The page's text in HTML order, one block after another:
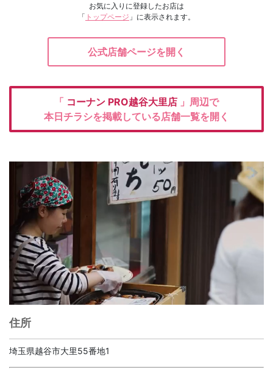
お気に入りに登録したお店は
「 トップページ 」に表示されます。
公式店舗ページを開く
「 コーナン PRO越谷大里店 」周辺で
本日チラシを掲載している店舗一覧を開く
住所
埼玉県越谷市大里55番地1